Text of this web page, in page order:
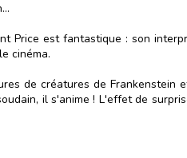
Price est fantastique : son
cinéma.
de créatures de Frankenstein
il s'anime ! L'effet de